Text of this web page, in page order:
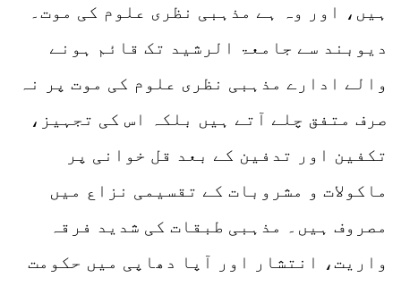
ہیں، اور وہ ہے مذہبی نظری علوم کی موت۔
دیوبند سے جامعۃ الرشید تک قائم ہونے
والے ادارے مذہبی نظری علوم کی موت پر نہ
صرف متفق چلے آتے ہیں بلکہ اس کی تجہیز،
تکفین اور تدفین کے بعد قل خوانی پر
ماکولات و مشروبات کے تقسیمی نزاع میں
مصروف ہیں۔ مذہبی طبقات کی شدید فرقہ
واریت، انتشار اور آپا دھاپی میں حکومت